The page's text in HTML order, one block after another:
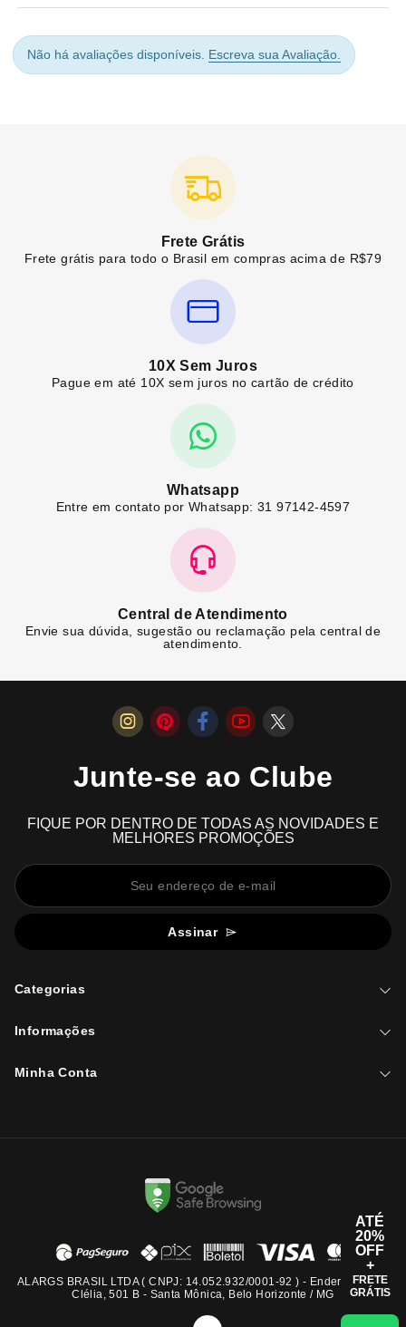
Não há avaliações disponíveis. Escreva sua Avaliação.
Frete Grátis
Frete grátis para todo o Brasil em compras acima de R$79
10X Sem Juros
Pague em até 10X sem juros no cartão de crédito
Whatsapp
Entre em contato por Whatsapp: 31 97142-4597
Central de Atendimento
Envie sua dúvida, sugestão ou reclamação pela central de
atendimento.
Junte-se ao Clube
FIQUE POR DENTRO DE TODAS AS NOVIDADES E
MELHORES PROMOÇÕES
Assinar
Categorias
Informações
Minha Conta
ALARGS BRASIL LTDA ( CNPJ: 14.052.932/0001-92 ) - Endereço: Rua
Clélia, 501 B - Santa Mônica, Belo Horizonte / MG
ATÉ
20%
OFF
+
FRETE
GRÁTIS